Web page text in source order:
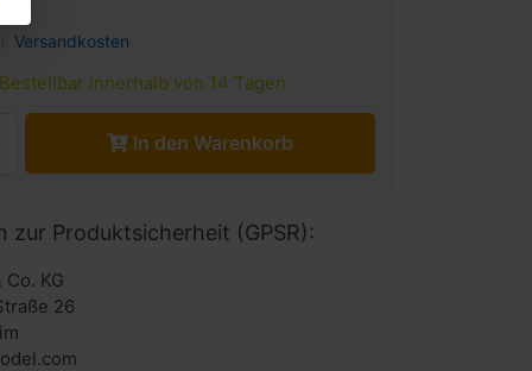
Versandkosten
Bestellbar innerhalb von 14 Tagen
In den Warenkorb
zur Produktsicherheit (GPSR):
Co. KG
26